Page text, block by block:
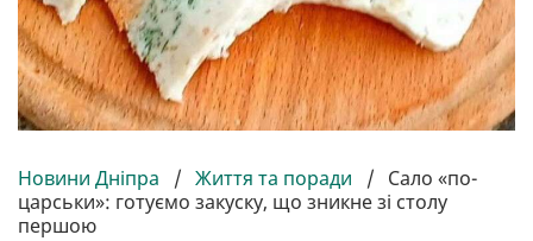
Новини Дніпра / Життя та поради / Сало «по-
царськи»: готуємо закуску, що зникне зі столу
першою